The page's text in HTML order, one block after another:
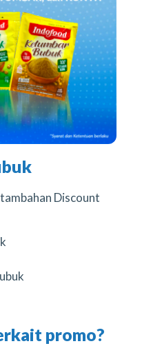
Discount
promo?